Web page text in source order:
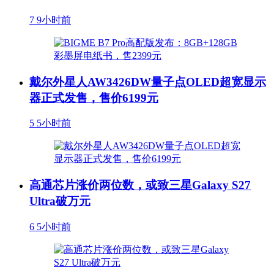
7 9小时前
戴尔外星人AW3426DW量子点OLED超宽显示
器正式发售，售价6199元
5 5小时前
高通芯片涨价两位数，或致三星Galaxy S27
Ultra破万元
6 5小时前